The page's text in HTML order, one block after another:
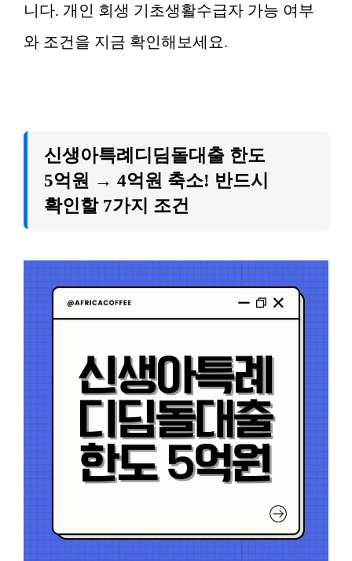
니다. 개인 회생 기초생활수급자 가능 여부
와 조건을 지금 확인해보세요.
신생아특례디딤돌대출 한도
5억원 → 4억원 축소! 반드시
확인할 7가지 조건